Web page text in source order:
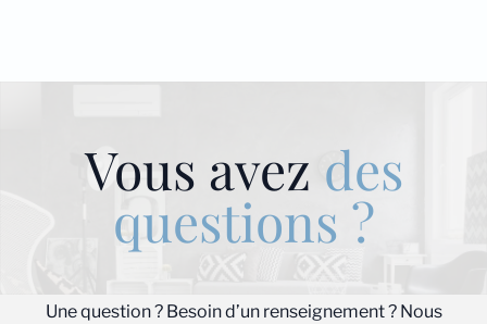
Vous avez des
questions ?
Une question ? Besoin d’un renseignement ? Nous